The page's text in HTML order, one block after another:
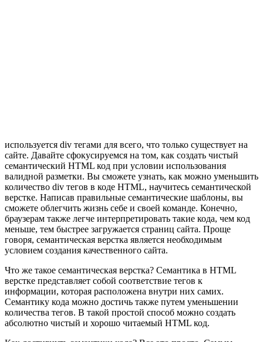
используется div тегами для всего, что только существует на
сайте. Давайте сфокусируемся на том, как создать чистый
семантический HTML код при условии использования
валидной разметки. Вы сможете узнать, как можно уменьшить
количество div тегов в коде HTML, научитесь семантической
верстке. Написав правильные семантические шаблоны, вы
сможете облегчить жизнь себе и своей команде. Конечно,
браузерам также легче интерпретировать такие кода, чем код
меньше, тем быстрее загружается страниц сайта. Проще
говоря, семантическая верстка является необходимым
условием создания качественного сайта.
Что же такое семантическая верстка? Семантика в HTML
верстке представляет собой соответствие тегов к
информации, которая расположена внутри них самих.
Семантику кода можно достичь также путем уменьшении
количества тегов. В такой простой способ можно создать
абсолютно чистый и хорошо читаемый HTML код.